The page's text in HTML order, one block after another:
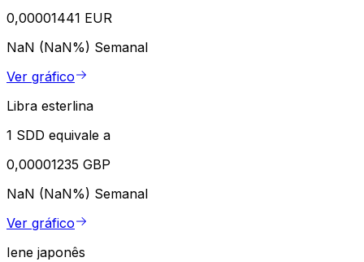
0,00001441 EUR
NaN (NaN%) Semanal
Ver gráfico
Libra esterlina
1 SDD equivale a
0,00001235 GBP
NaN (NaN%) Semanal
Ver gráfico
Iene japonês